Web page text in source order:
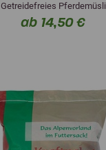
Getreidefreies Pferdemüsli
ab 14,50 €